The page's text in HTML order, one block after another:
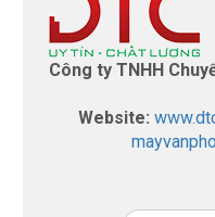
Công ty TNHH
Website: